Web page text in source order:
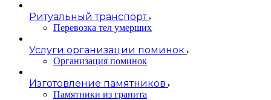
Ритуальный транспорт
Перевозка тел умерших
Услуги организации поминок
Организация поминок
Изготовление памятников
Памятники из гранита